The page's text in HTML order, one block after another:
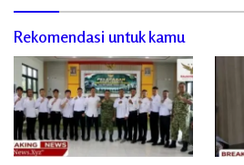
Rekomendasi untuk kamu